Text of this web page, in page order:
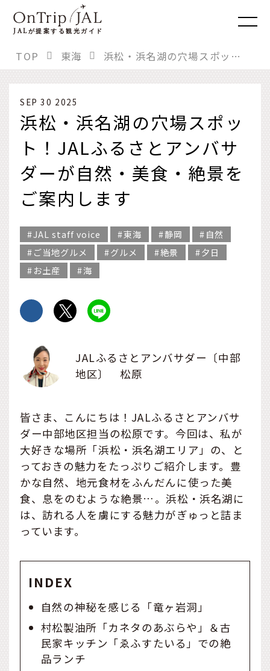
JALが提案する観光ガイド
TOP 東海 浜松・浜名湖の穴場スポット！JALふるさとアンバサダーが自然・美食・絶景をご案内します
SEP 30 2025
浜松・浜名湖の穴場スポッ
ト！JALふるさとアンバサ
ダーが自然・美食・絶景を
ご案内します
JAL staff voice 東海 静岡
自然
ご当地グルメ
グルメ 絶景
夕日
お土産
海
JALふるさとアンバサダー〔中部
地区〕 松原
皆さま、こんにちは！JALふるさとアンバサ
ダー中部地区担当の松原です。今回は、私が
大好きな場所「浜松・浜名湖エリア」の、と
っておきの魅力をたっぷりご紹介します。豊
かな自然、地元食材をふんだんに使った美
食、息をのむような絶景…。浜松・浜名湖に
は、訪れる人を虜にする魅力がぎゅっと詰ま
っています。
INDEX
自然の神秘を感じる「竜ヶ岩洞」
村松製油所「カネタのあぶらや」＆古
民家キッチン「ゑふすたいる」での絶
品ランチ